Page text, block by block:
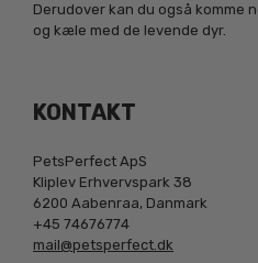
Derudover kan du også komme
og kæle med de levende dyr.
KONTAKT
PetsPerfect ApS
Kliplev Erhvervspark 38
6200 Aabenraa, Danmark
+45 74676774
mail@petsperfect.dk